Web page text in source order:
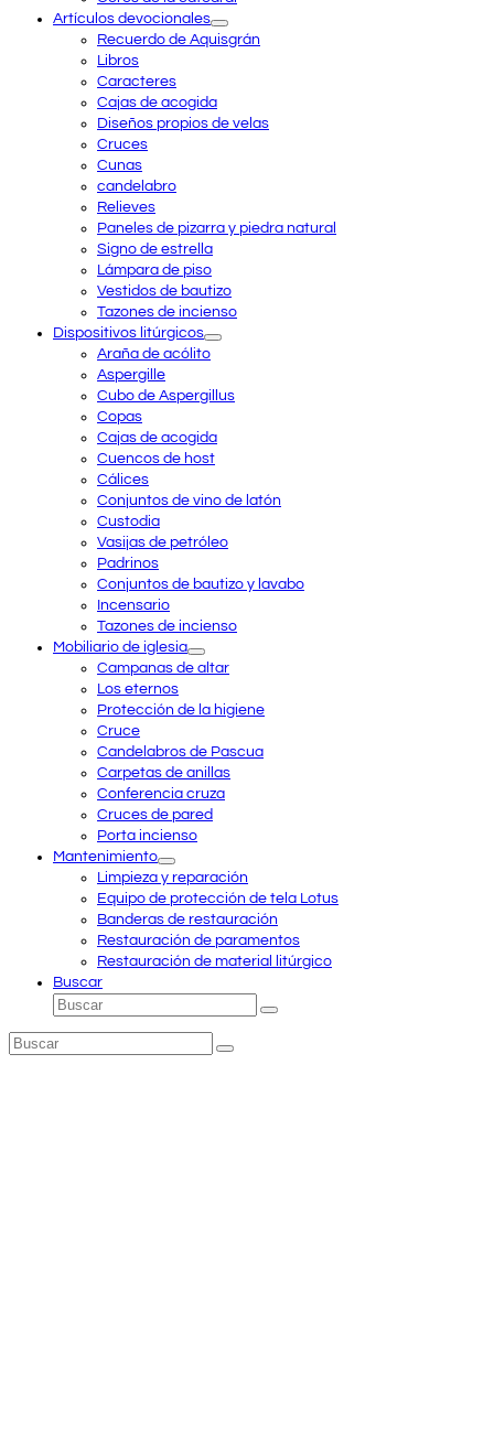
Artículos devocionales
Recuerdo de Aquisgrán
Libros
Caracteres
Cajas de acogida
Diseños propios de velas
Cruces
Cunas
candelabro
Relieves
Paneles de pizarra y piedra natural
Signo de estrella
Lámpara de piso
Vestidos de bautizo
Tazones de incienso
Dispositivos litúrgicos
Araña de acólito
Aspergille
Cubo de Aspergillus
Copas
Cajas de acogida
Cuencos de host
Cálices
Conjuntos de vino de latón
Custodia
Vasijas de petróleo
Padrinos
Conjuntos de bautizo y lavabo
Incensario
Tazones de incienso
Mobiliario de iglesia
Campanas de altar
Los eternos
Protección de la higiene
Cruce
Candelabros de Pascua
Carpetas de anillas
Conferencia cruza
Cruces de pared
Porta incienso
Mantenimiento
Limpieza y reparación
Equipo de protección de tela Lotus
Banderas de restauración
Restauración de paramentos
Restauración de material litúrgico
Buscar
Buscar
Enviar
Buscar
Enviar